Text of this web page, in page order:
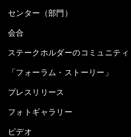
センター（部門）
会合
ステークホルダーのコミュニティ
「フォーラム・ストーリー」
プレスリリース
フォトギャラリー
ビデオ